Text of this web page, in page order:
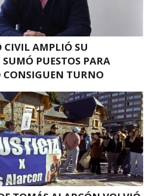
CIVIL AMPLIÓ SU
PUESTOS PARA
CONSIGUEN TURNO